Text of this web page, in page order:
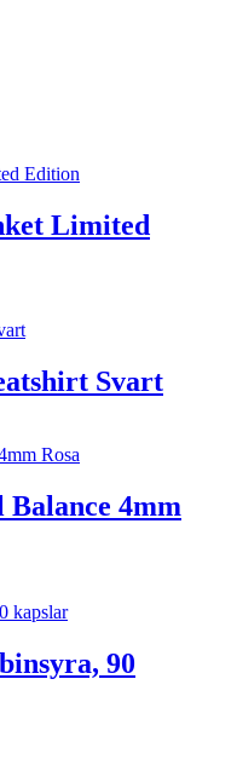
Limited
Svart
Balance 4mm
90